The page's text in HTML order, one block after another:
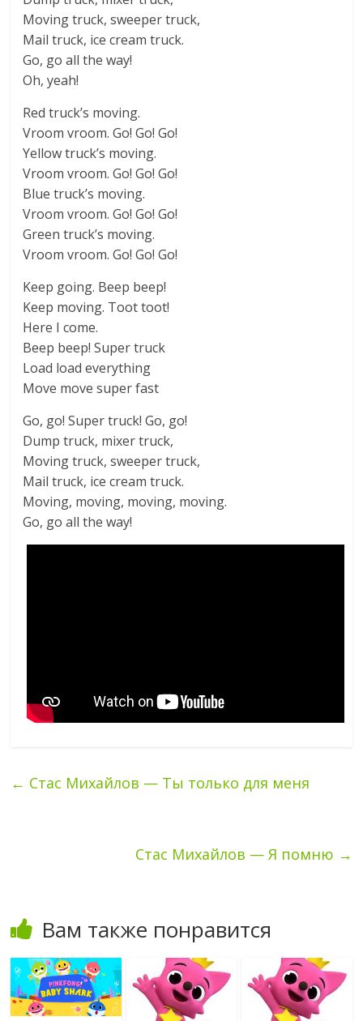
Moving truck, sweeper truck,
Mail truck, ice cream truck.
Go, go all the way!
Oh, yeah!
Red truck’s moving.
Vroom vroom. Go! Go! Go!
Yellow truck’s moving.
Vroom vroom. Go! Go! Go!
Blue truck’s moving.
Vroom vroom. Go! Go! Go!
Green truck’s moving.
Vroom vroom. Go! Go! Go!
Keep going. Beep beep!
Keep moving. Toot toot!
Here I come.
Beep beep! Super truck
Load load everything
Move move super fast
Go, go! Super truck! Go, go!
Dump truck, mixer truck,
Moving truck, sweeper truck,
Mail truck, ice cream truck.
Moving, moving, moving, moving.
Go, go all the way!
← Стас Михайлов — Ты только для меня
Стас Михайлов — Я помню →
Вам также понравится